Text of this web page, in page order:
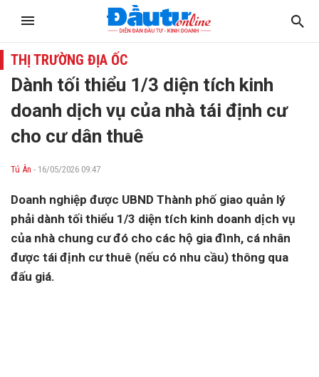
THỊ TRƯỜNG ĐỊA ỐC
Dành tối thiểu 1/3 diện tích kinh
doanh dịch vụ của nhà tái định cư
cho cư dân thuê
Tú Ân - 16/05/2026 09:47
Doanh nghiệp được UBND Thành phố giao quản lý
phải dành tối thiểu 1/3 diện tích kinh doanh dịch vụ
của nhà chung cư đó cho các hộ gia đình, cá nhân
được tái định cư thuê (nếu có nhu cầu) thông qua
đấu giá.